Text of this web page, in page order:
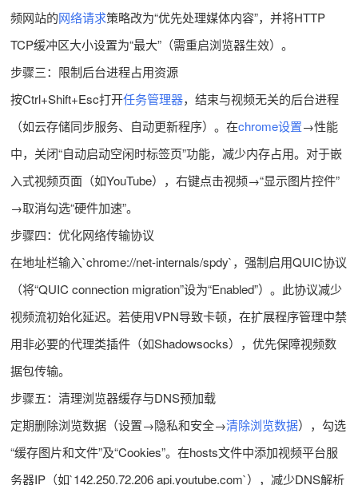
频网站的网络请求策略改为“优先处理媒体内容”，并将HTTP
TCP缓冲区大小设置为“最大”（需重启浏览器生效）。
步骤三：限制后台进程占用资源
按Ctrl+Shift+Esc打开任务管理器，结束与视频无关的后台进程
（如云存储同步服务、自动更新程序）。在chrome设置→性能
中，关闭“自动启动空闲时标签页”功能，减少内存占用。对于嵌
入式视频页面（如YouTube），右键点击视频→“显示图片控件”
→取消勾选“硬件加速”。
步骤四：优化网络传输协议
在地址栏输入`chrome://net-internals/spdy`，强制启用QUIC协议
（将“QUIC connection migration”设为“Enabled”）。此协议减少
视频流初始化延迟。若使用VPN导致卡顿，在扩展程序管理中禁
用非必要的代理类插件（如Shadowsocks），优先保障视频数
据包传输。
步骤五：清理浏览器缓存与DNS预加载
定期删除浏览数据（设置→隐私和安全→清除浏览数据），勾选
“缓存图片和文件”及“Cookies”。在hosts文件中添加视频平台服
务器IP（如`142.250.72.206 api.youtube.com`），减少DNS解析